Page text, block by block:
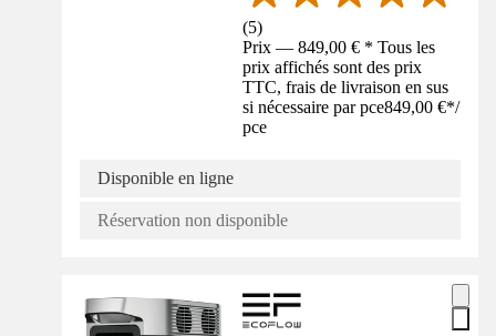
(5)
Prix — 849,00 € * Tous les
prix affichés sont des prix
TTC, frais de livraison en sus
si nécessaire par pce849,00 €*/
pce
Disponible en ligne
Réservation non disponible